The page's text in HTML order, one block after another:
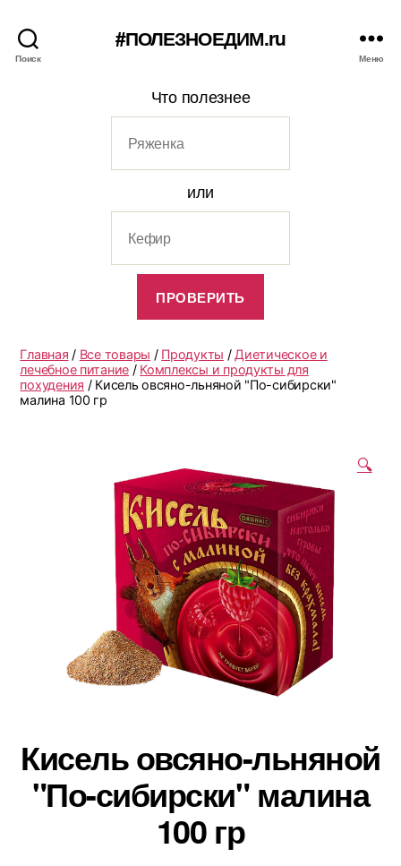
Поиск
#ПОЛЕЗНОЕДИМ.ru
Меню
Что полезнее
или
Главная / Все товары / Продукты / Диетическое и
лечебное питание / Комплексы и продукты для
похудения / Кисель овсяно-льняной "По-сибирски"
малина 100 гр
🔍
Кисель овсяно-льняной
"По-сибирски" малина
100 гр